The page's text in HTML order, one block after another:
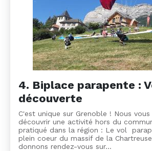
4. Biplace parapente :
découverte
C'est unique sur Grenoble ! Nous
découvrir une activité hors du
pratiqué dans la région : Le vol
plein coeur du massif de la
donnons rendez-vous sur…